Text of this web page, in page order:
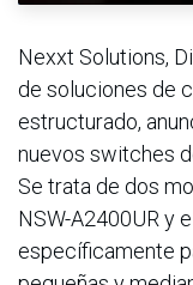
Nexxt Solutions,
de soluciones de
estructurado,
nuevos switches
Se trata de dos
NSW-A2400UR y
específicamente